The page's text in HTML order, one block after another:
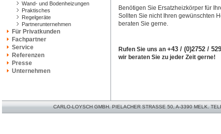
Wand- und Bodenheizungen
Praktisches
Regelgeräte
Partnerunternehmen
Für Privatkunden
Fachpartner
Service
Referenzen
Presse
Unternehmen
Benötigen Sie Ersatzheizkörper für
Sollten Sie nicht Ihren gewünschten
beraten Sie gerne.
Rufen Sie uns an +43 / (0)2752 /
wir beraten Sie zu jeder Zeit gerne!
CARLO-LOYSCH GMBH. PIELACHER STRASSE 50, A-3390 MELK.